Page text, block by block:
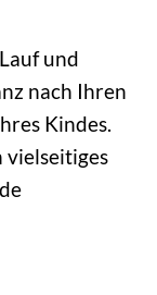
und
nach Ihren
Kindes.
vielseitiges